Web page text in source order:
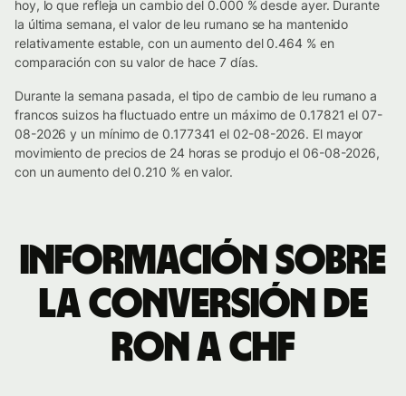
hoy, lo que refleja un cambio del 0.000 % desde ayer. Durante
la última semana, el valor de leu rumano se ha mantenido
relativamente estable, con un aumento del 0.464 % en
comparación con su valor de hace 7 días.
Durante la semana pasada, el tipo de cambio de leu rumano a
francos suizos ha fluctuado entre un máximo de 0.17821 el 07-
08-2026 y un mínimo de 0.177341 el 02-08-2026. El mayor
movimiento de precios de 24 horas se produjo el 06-08-2026,
con un aumento del 0.210 % en valor.
Información sobre
la conversión de
RON a CHF